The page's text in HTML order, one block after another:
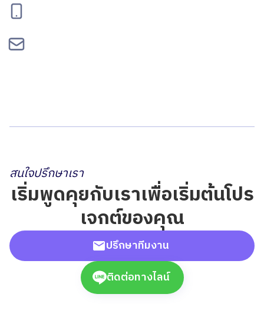
สนใจปรึกษาเรา
เริ่มพูดคุยกับเราเพื่อเริ่มต้นโปร
เจกต์ของคุณ
ปรึกษาทีมงาน
ติดต่อทางไลน์